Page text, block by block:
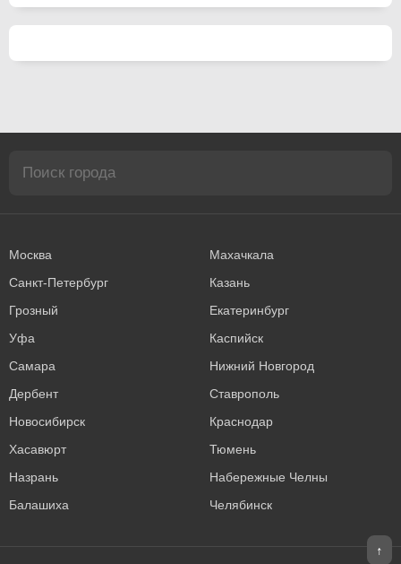
Москва
Махачкала
Санкт-Петербург
Казань
Грозный
Екатеринбург
Уфа
Каспийск
Самара
Нижний Новгород
Дербент
Ставрополь
Новосибирск
Краснодар
Хасавюрт
Тюмень
Назрань
Набережные Челны
Балашиха
Челябинск
↑